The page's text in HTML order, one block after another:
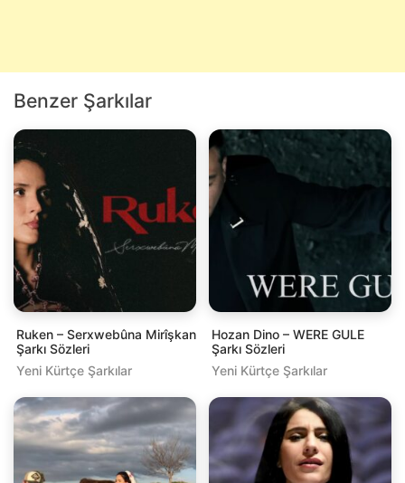
Benzer Şarkılar
Ruken – Serxwebûna Mirîşkan
Şarkı Sözleri
Yeni Kürtçe Şarkılar
Hozan Dino – WERE GULE
Şarkı Sözleri
Yeni Kürtçe Şarkılar